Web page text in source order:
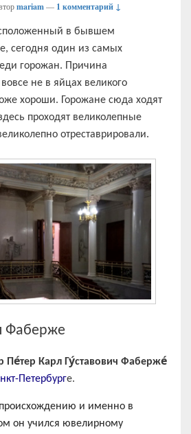
mariam— 1 комментарий ↓
в бывшем
сегодня один из самых
горожан. Причина
не в яйцах великого
хороши. Горожане сюда ходят
проходят великолепные
отреставрировали.
Фаберже
Пе́тер Карл Гу́ставович Фаберже́
Петербурге.
и именно в
он учился ювелирному